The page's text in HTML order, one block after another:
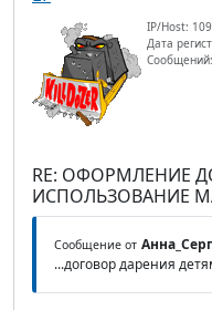
IP/Host:
Дата
RE: ОФОРМЛЕНИЕ
ИСПОЛЬЗОВАНИЕ
Сообщение от
...договор дарения